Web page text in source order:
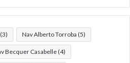
(3) Nav Alberto Torroba (5)
Becquer Casabelle(4)